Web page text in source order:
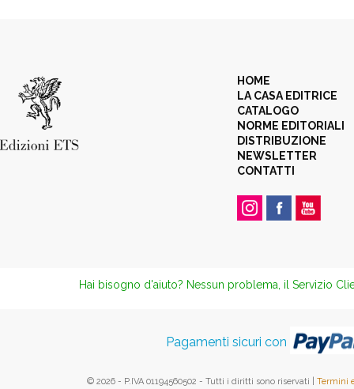
HOME
LA CASA EDITRICE
CATALOGO
NORME EDITORIALI
DISTRIBUZIONE
NEWSLETTER
CONTATTI
Hai bisogno d'aiuto? Nessun problema, il Servizio
Pagamenti sicuri con
© 2026 - P.IVA 01194560502 - Tutti i diritti sono riservati | Termini